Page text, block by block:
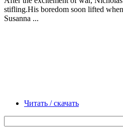
stifling.His boredom soon lifted
Susanna ...
Читать / скачать